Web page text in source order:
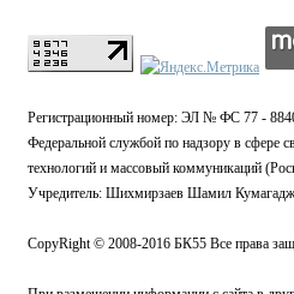
Регистрационный номер: ЭЛ № ФС 77 -
Федеральной службой по надзору в сфере
технологий и массовый коммуникаций
Учредитель: Шихмирзаев Шамил
CopyRight © 2008-2016 БК55 Все права